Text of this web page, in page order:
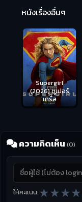
หนังเรื่องอื่นๆ
Supergirl
(2026) ซูเปอร์
เกิร์ล
ความคิดเห็น (0)
ให้คะแนน:★★★★